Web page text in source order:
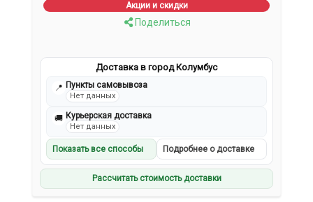
Акции и скидки
Поделиться
Доставка в город Колумбус
📍 Пункты самовывоза
Нет данных
🚚 Курьерская доставка
Нет данных
Показать все способы Подробнее о доставке
Рассчитать стоимость доставки